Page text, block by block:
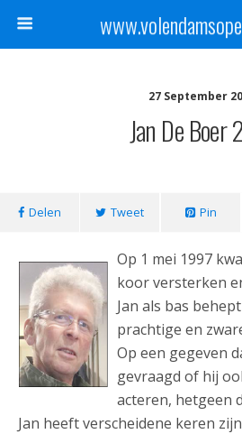
27 September
Jan De Boer
Delen Tweet Pin
Op 1 mei 1997
koor versterken
Jan als bas
prachtige en
Op een gegeven
gevraagd of hij
acteren, hetgeen
Jan heeft verscheidene keren